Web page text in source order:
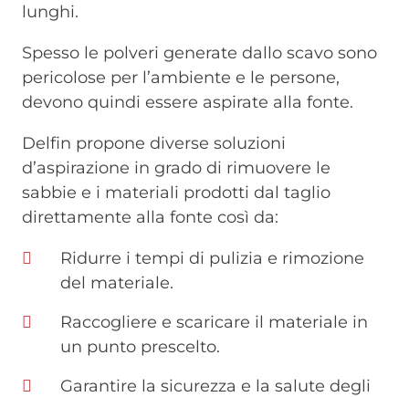
lunghi.
Spesso le polveri generate dallo scavo sono
pericolose per l’ambiente e le persone,
devono quindi essere aspirate alla fonte.
Delfin propone diverse soluzioni
d’aspirazione in grado di rimuovere le
sabbie e i materiali prodotti dal taglio
direttamente alla fonte così da:
Ridurre i tempi di pulizia e rimozione
del materiale.
Raccogliere e scaricare il materiale in
un punto prescelto.
Garantire la sicurezza e la salute degli